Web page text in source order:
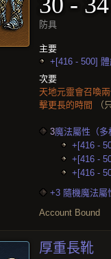
防具
主要
+[416 - 500]
次要
天地元靈會召喚
擊更長的時間
（
3魔法屬性（
+[416 -
+[416 -
+[416 -
+3 隨機魔法屬
Account Bound
厚重長靴